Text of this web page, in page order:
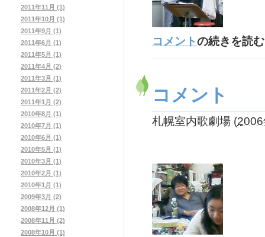
コメントの続きを読む
コメント
札幌室内歌劇場 (
2011年11月 (1)
2011年10月 (1)
2011年9月 (1)
2011年6月 (1)
2011年5月 (1)
2011年4月 (2)
2011年3月 (1)
2011年2月 (2)
2011年1月 (2)
2010年8月 (1)
2010年7月 (1)
2010年6月 (1)
2010年5月 (1)
2010年3月 (1)
2010年2月 (1)
2010年1月 (1)
2009年3月 (2)
2008年12月 (1)
2008年11月 (2)
2008年10月 (1)